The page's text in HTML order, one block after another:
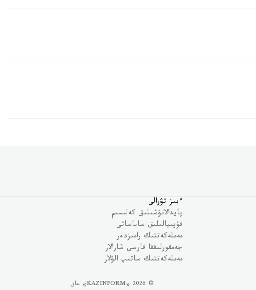
ءبىز تۋرالى
پايدالانۋشىلىق كەلىسىم
قۇپىيالىلىق ساياساتى
مەملەكەتتىك رامىزدەر
جەمقورلىققا قارسى شارالار
مەملەكەتتىك ساتىپ الۋلار
© 2026 «KAZINFORM» حاق